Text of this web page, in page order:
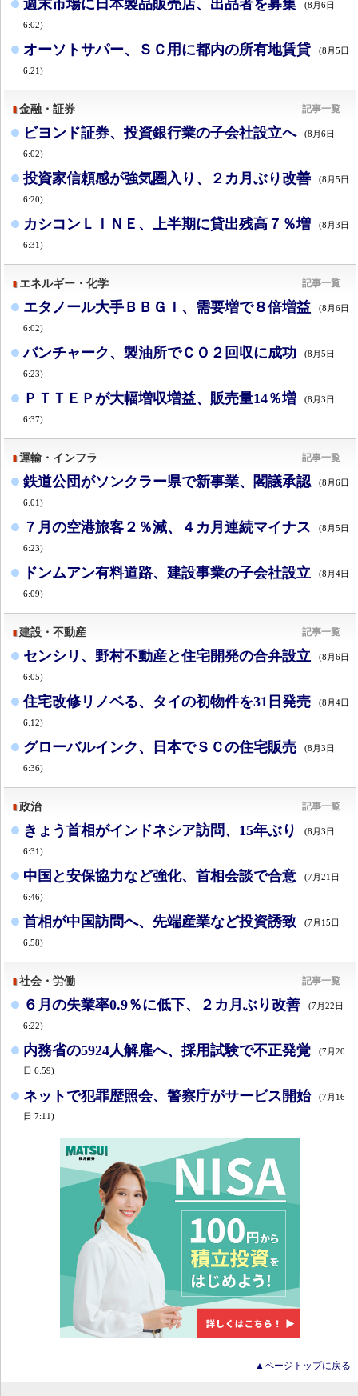
週末市場に日本製品販売店、出品者を募集 (8月6日
6:02)
オーソトサパー、ＳＣ用に都内の所有地賃貸 (8月5日
6:21)
金融・証券 記事一覧
ビヨンド証券、投資銀行業の子会社設立へ (8月6日
6:02)
投資家信頼感が強気圏入り、２カ月ぶり改善 (8月5日
6:20)
カシコンＬＩＮＥ、上半期に貸出残高７％増 (8月3日
6:31)
エネルギー・化学 記事一覧
エタノール大手ＢＢＧＩ、需要増で８倍増益 (8月6日
6:02)
バンチャーク、製油所でＣＯ２回収に成功 (8月5日
6:23)
ＰＴＴＥＰが大幅増収増益、販売量14％増 (8月3日
6:37)
運輸・インフラ 記事一覧
鉄道公団がソンクラー県で新事業、閣議承認 (8月6日
6:01)
７月の空港旅客２％減、４カ月連続マイナス (8月5日
6:23)
ドンムアン有料道路、建設事業の子会社設立 (8月4日
6:09)
建設・不動産 記事一覧
センシリ、野村不動産と住宅開発の合弁設立 (8月6日
6:05)
住宅改修リノベる、タイの初物件を31日発売 (8月4日
6:12)
グローバルインク、日本でＳＣの住宅販売 (8月3日
6:36)
政治 記事一覧
きょう首相がインドネシア訪問、15年ぶり (8月3日
6:31)
中国と安保協力など強化、首相会談で合意 (7月21日
6:46)
首相が中国訪問へ、先端産業など投資誘致 (7月15日
6:58)
社会・労働 記事一覧
６月の失業率0.9％に低下、２カ月ぶり改善 (7月22日
6:22)
内務省の5924人解雇へ、採用試験で不正発覚
(7月20
日 6:59)
ネットで犯罪歴照会、警察庁がサービス開始
(7月16
日 7:11)
▲ページトップに戻る